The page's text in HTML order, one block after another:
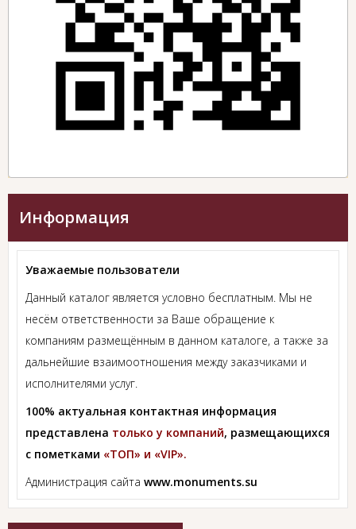
Информация
Уважаемые пользователи
Данный каталог является условно бесплатным. Мы не
несём ответственности за Ваше обращение к
компаниям размещённым в данном каталоге, а также за
дальнейшие взаимоотношения между заказчиками и
исполнителями услуг.
100% актуальная контактная информация
представлена только у компаний, размещающихся
с пометками «ТОП» и «VIP».
Администрация сайта www.monuments.su